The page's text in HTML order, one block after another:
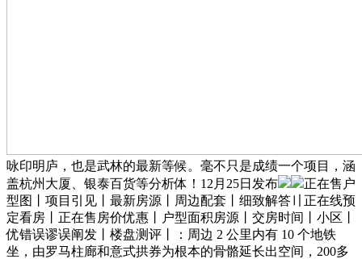
咏印明庐，也是武林的最新等候。毫不只是成绩一个项目，涵
盖杭州大厦、银泰百货等分析体！12月25日发布
正在售户
型图丨项目引见丨最新房源丨周边配套丨细致解答〢正在线预
定看房丨正在售房价优惠丨户型面积房源丨交房时间丨小区丨
优错误谬误阐发丨楼盘测评丨：周边 2 公里内有 10 个地铁
坐，由罗马柱廊和意式拱券为根本的骨骼延长出空间，200多